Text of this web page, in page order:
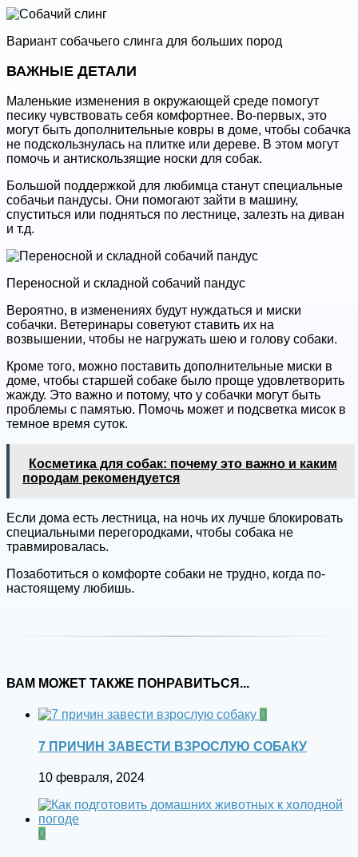
Вариант собачьего слинга для больших пород
ВАЖНЫЕ ДЕТАЛИ
Маленькие изменения в окружающей среде помогут
песику чувствовать себя комфортнее. Во-первых, это
могут быть дополнительные ковры в доме, чтобы собачка
не подскользнулась на плитке или дереве. В этом могут
помочь и антискользящие носки для собак.
Большой поддержкой для любимца станут специальные
собачьи пандусы. Они помогают зайти в машину,
спуститься или подняться по лестнице, залезть на диван
и т.д.
Переносной и складной собачий пандус
Вероятно, в изменениях будут нуждаться и миски
собачки. Ветеринары советуют ставить их на
возвышении, чтобы не нагружать шею и голову собаки.
Кроме того, можно поставить дополнительные миски в
доме, чтобы старшей собаке было проще удовлетворить
жажду. Это важно и потому, что у собачки могут быть
проблемы с памятью. Помочь может и подсветка мисок в
темное время суток.
Косметика для собак: почему это важно и каким
породам рекомендуется
Если дома есть лестница, на ночь их лучше блокировать
специальными перегородками, чтобы собака не
травмировалась.
Позаботиться о комфорте собаки не трудно, когда по-
настоящему любишь.
ВАМ МОЖЕТ ТАКЖЕ ПОНРАВИТЬСЯ...
0
7 ПРИЧИН ЗАВЕСТИ ВЗРОСЛУЮ СОБАКУ
10 февраля, 2024
0